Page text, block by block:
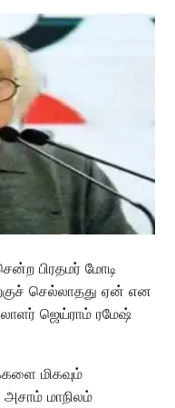
பிரதமர் மோடி
செல்லாதது ஏன் என
ஜெய்ராம் ரமேஷ்
மிகவும்
மாநிலம்